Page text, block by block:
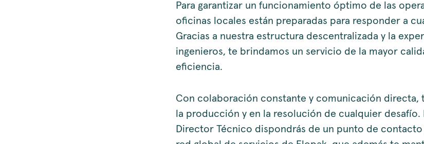
Para garantizar un funcionamiento óptimo de las
oficinas locales están preparadas para responder a
Gracias a nuestra estructura descentralizada y la
ingenieros, te brindamos un servicio de la mayor
eficiencia.
Con colaboración constante y comunicación directa,
la producción y en la resolución de cualquier desafío.
Director Técnico dispondrás de un punto de contacto